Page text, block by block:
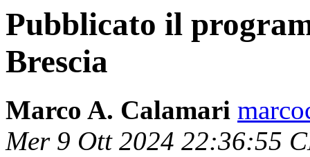
Pubblicato il
Brescia
Marco A. Calamari
Mer 9 Ott 2024 22:36:55